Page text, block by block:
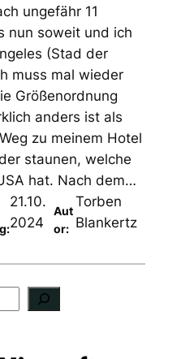
ungefähr 11
nun soweit und ich
(Stad der
muss mal wieder
Größenordnung
anders ist als
zu meinem Hotel
staunen, welche
hat. Nach dem…
21.10.
2024
Aut
or:
Torben
Blankertz